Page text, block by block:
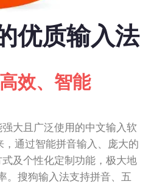
优质输入法
效、智能
大且广泛使用的中文输入软
通过智能拼音输入、庞大的
及个性化定制功能，极大地
。搜狗输入法支持拼音、五